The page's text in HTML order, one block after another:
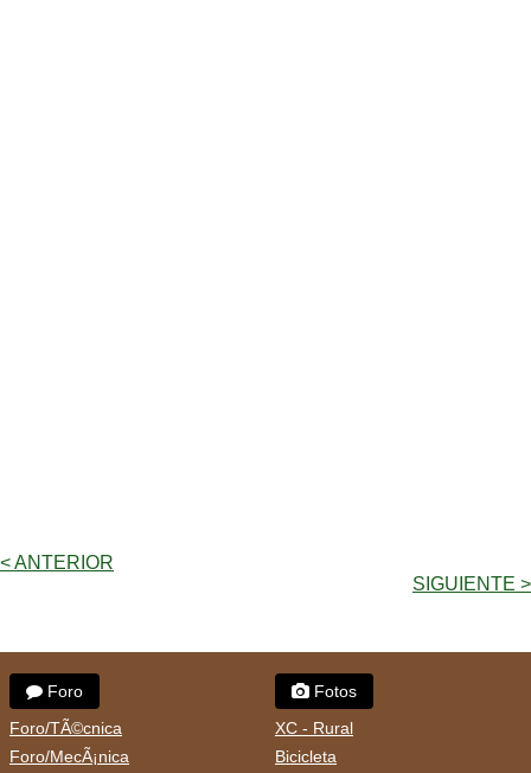
< ANTERIOR
SIGUIENTE >
Foro
Foro/TÃ©cnica
Foro/MecÃ¡nica
Fotos
XC - Rural
Bicicleta